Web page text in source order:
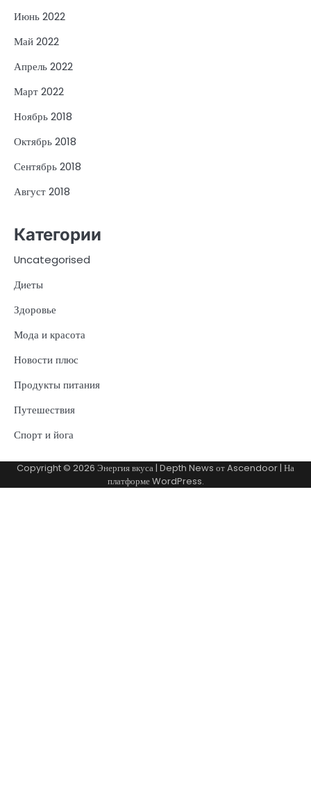
Июнь 2022
Май 2022
Апрель 2022
Март 2022
Ноябрь 2018
Октябрь 2018
Сентябрь 2018
Август 2018
Категории
Uncategorised
Диеты
Здоровье
Мода и красота
Новости плюс
Продукты питания
Путешествия
Спорт и йога
Copyright © 2026 Энергия вкуса| Depth News отAscendoor| На
платформеWordPress.